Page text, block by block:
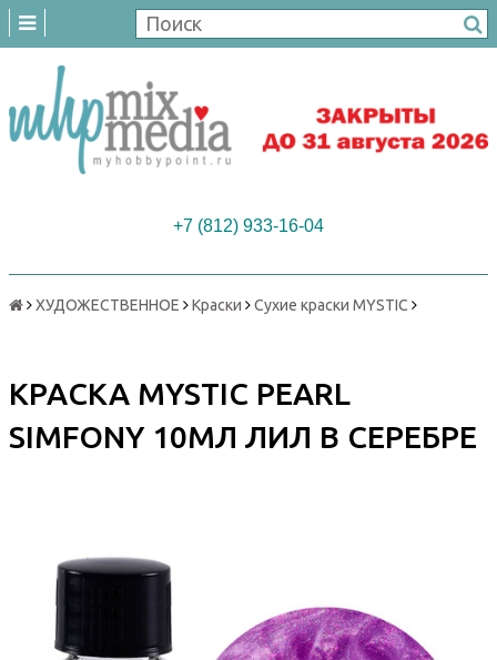
+7 (812) 933-16-04
ХУДОЖЕСТВЕННОЕ Краски Сухие краски MYSTIC
КРАСКА MYSTIC PEARL
SIMFONY 10МЛ ЛИЛ В СЕРЕБРЕ